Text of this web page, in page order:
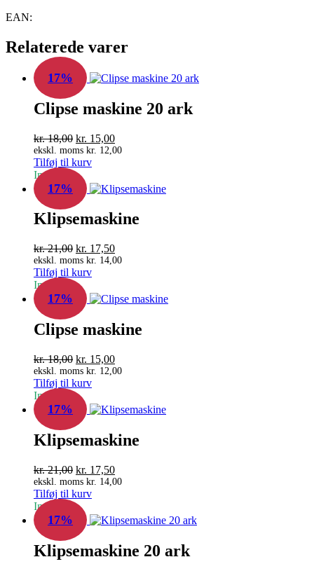
EAN:
Relaterede varer
17%
Clipse maskine 20 ark
kr.18,00 Den
oprindelige
pris
var:
kr. 18,00.
kr. 15,00Den
aktuelle
kr. 15,00.
ekskl. moms kr. 12,00
Tilføj til kurv
In Stock
17%
Klipsemaskine
kr.21,00 Den
oprindelige
pris
var:
kr. 21,00.
kr. 17,50Den
aktuelle
kr. 17,50.
ekskl. moms kr. 14,00
Tilføj til kurv
In Stock
17%
Clipse maskine
kr.18,00 Den
oprindelige
pris
var:
kr. 18,00.
kr. 15,00Den
aktuelle
kr. 15,00.
ekskl. moms kr. 12,00
Tilføj til kurv
In Stock
17%
Klipsemaskine
kr.21,00 Den
oprindelige
pris
var:
kr. 21,00.
kr. 17,50Den
aktuelle
kr. 17,50.
ekskl. moms kr. 14,00
Tilføj til kurv
In Stock
17%
Klipsemaskine 20 ark